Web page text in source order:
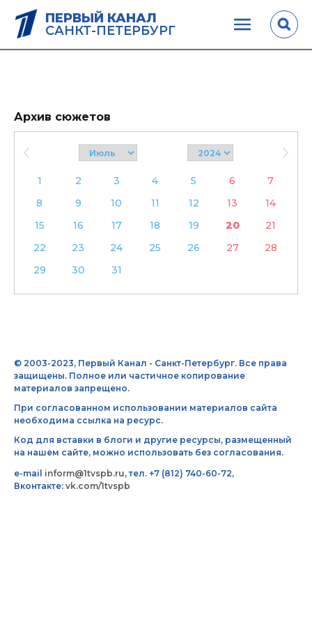
ПЕРВЫЙ КАНАЛ
САНКТ-ПЕТЕРБУРГ
Архив сюжетов
1 2 3 4 5 6
7
8
9 10 11 12 13
14
15
16 17 18 19 20
21
22
23 24 25 26 27
28
29
30 31
© 2003-2023, Первый Канал - Санкт-Петербург. Все права
защищены. Полное или частичное копирование
материалов запрещено.
При согласованном использовании материалов сайта
необходима ссылка на ресурс.
Код для вставки в блоги и другие ресурсы, размещенный
на нашем сайте, можно использовать без согласования.
e-mail inform@1tvspb.ru, тел. +7 (812) 740-60-72,
Вконтакте: vk.com/1tvspb